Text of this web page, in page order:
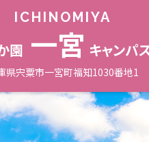
ICHINOMIYA
園 一宮 キャンパ
県宍粟市一宮町福知1030番地1